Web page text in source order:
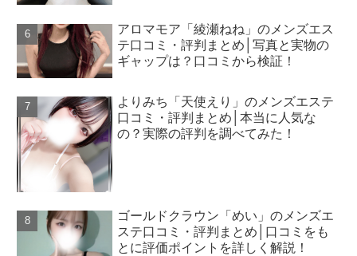
アロマモア「綾瀬ねね」のメンズエス
テ口コミ・評判まとめ│写真と実物の
ギャップは？口コミから検証！
よりみち「天使えり」のメンズエステ
口コミ・評判まとめ│本当に人気な
の？実際の評判を調べてみた！
ゴールドクラウン「めい」のメンズエ
ステ口コミ・評判まとめ│口コミをも
とに評価ポイントを詳しく解説！